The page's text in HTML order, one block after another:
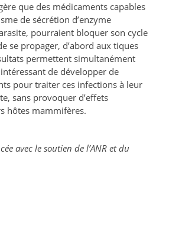
que des médicaments capables
de sécrétion d’enzyme
pourraient bloquer son cycle
se propager, d’abord aux tiques
permettent simultanément
de développer de
pour traiter ces infections à leur
sans provoquer d’effets
hôtes mammifères.
avec le soutien de l’ANR et du